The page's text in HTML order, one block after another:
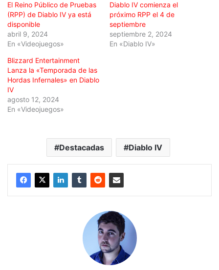
El Reino Público de Pruebas
(RPP) de Diablo IV ya está
disponible
abril 9, 2024
En «Videojuegos»
Diablo IV comienza el
próximo RPP el 4 de
septiembre
septiembre 2, 2024
En «Diablo IV»
Blizzard Entertainment
Lanza la «Temporada de las
Hordas Infernales» en Diablo
IV
agosto 12, 2024
En «Videojuegos»
Destacadas Diablo IV